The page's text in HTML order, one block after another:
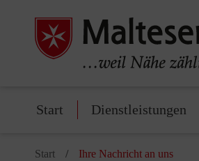
Start Dienstleistungen
Start Ihre Nachricht an uns